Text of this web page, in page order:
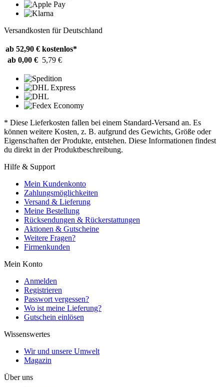
Versandkosten für Deutschland
ab 52,90 € kostenlos*
ab 0,00 € 5,79 €
* Diese Lieferkosten fallen bei einem Standard-Versand an. Es
können weitere Kosten, z. B. aufgrund des Gewichts, Größe oder
Eigenschaften der Produkte, entstehen. Diese Informationen findest
du direkt in der Produktbeschreibung.
Hilfe & Support
Mein Kundenkonto
Zahlungsmöglichkeiten
Versand & Lieferung
Meine Bestellung
Rücksendungen & Rückerstattungen
Aktionen & Gutscheine
Weitere Fragen?
Firmenkunden
Mein Konto
Anmelden
Registrieren
Passwort vergessen?
Wo ist meine Lieferung?
Gutschein einlösen
Wissenswertes
Wir und unsere Umwelt
Magazin
Über uns